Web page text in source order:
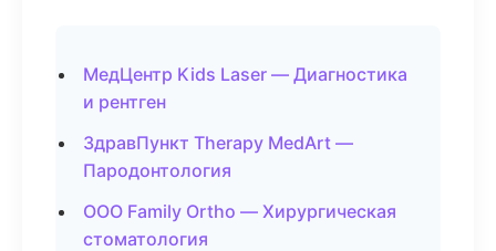
МедЦентр Kids Laser — Диагностика
и рентген
ЗдравПункт Therapy MedArt —
Пародонтология
ООО Family Ortho — Хирургическая
стоматология